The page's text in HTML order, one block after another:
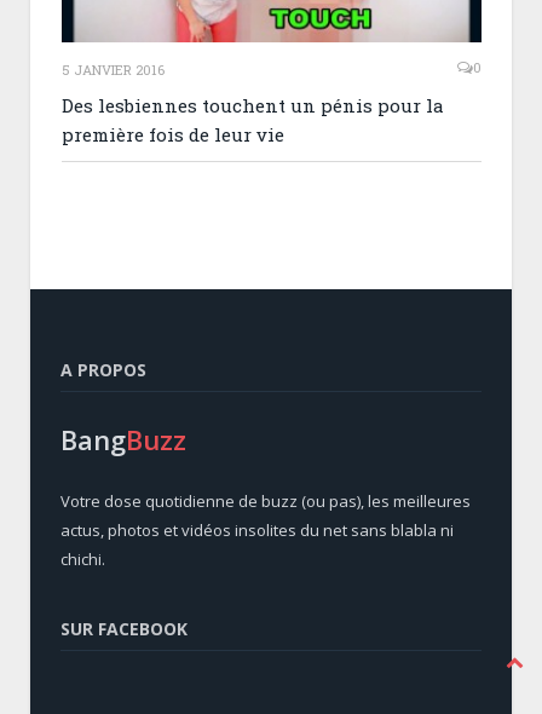
5 JANVIER 2016 0
Des lesbiennes touchent un pénis pour la
première fois de leur vie
A PROPOS
BangBuzz
Votre dose quotidienne de buzz (ou pas), les meilleures
actus, photos et vidéos insolites du net sans blabla ni
chichi.
SUR FACEBOOK